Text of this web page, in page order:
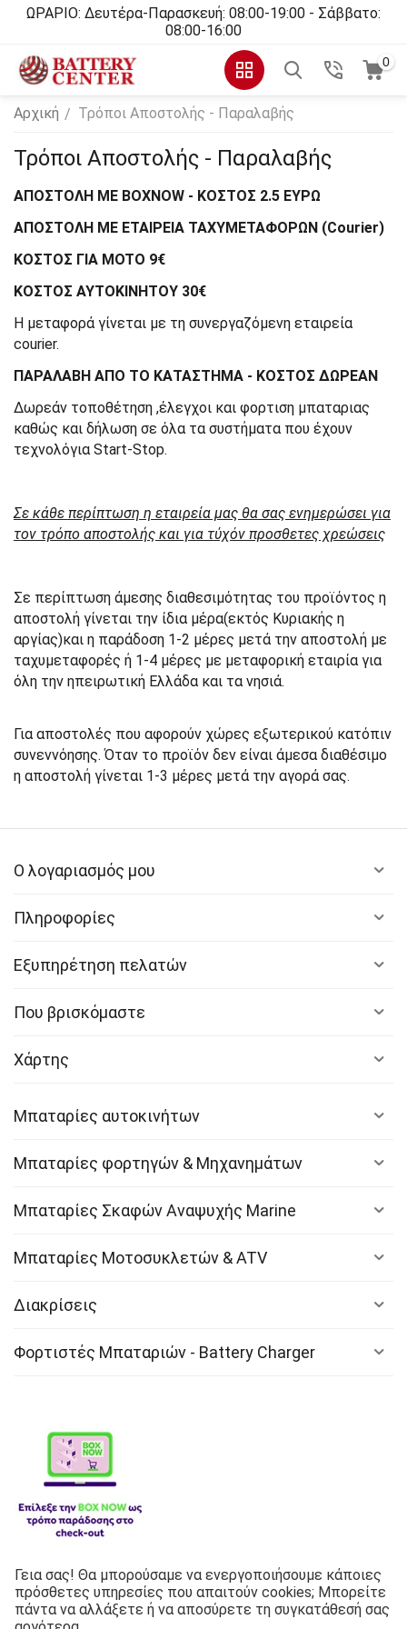
ΩΡΑΡΙΟ: Δευτέρα-Παρασκευή: 08:00-19:00 - Σάββατο:
08:00-16:00
0
Αρχική / Τρόποι Αποστολής - Παραλαβής
Τρόποι Αποστολής - Παραλαβής
ΑΠΟΣΤΟΛΗ ΜΕ BOXNOW - ΚΟΣΤΟΣ 2.5 ΕΥΡΩ
ΑΠΟΣΤΟΛΗ ΜΕ ΕΤΑΙΡΕΙΑ ΤΑΧΥΜΕΤΑΦΟΡΩΝ (Courier)
ΚΟΣΤΟΣ ΓΙΑ MOTO 9€
ΚΟΣΤΟΣ ΑΥΤΟΚΙΝΗΤΟΥ 30€
Η μεταφορά γίνεται με τη συνεργαζόμενη εταιρεία
courier.
ΠΑΡΑΛΑΒΗ ΑΠΟ ΤΟ ΚΑΤΑΣΤΗΜΑ - ΚΟΣΤΟΣ ΔΩΡΕΑΝ
Δωρεάν τοποθέτηση ,έλεγχοι και φορτιση μπαταριας
καθώς και δήλωση σε όλα τα συστήματα που έχουν
τεχνολόγια Start-Stop.
Σε κάθε περίπτωση η εταιρεία μας θα σας ενημερώσει για
τον τρόπο αποστολής και για τύχόν προσθετες χρεώσεις
Σε περίπτωση άμεσης διαθεσιμότητας του προϊόντος η
αποστολή γίνεται την ίδια μέρα(εκτός Κυριακής η
αργίας)και η παράδοση 1-2 μέρες μετά την αποστολή με
ταχυμεταφορές ή 1-4 μέρες με μεταφορική εταιρία για
όλη την ηπειρωτική Ελλάδα και τα νησιά.
Για αποστολές που αφορούν χώρες εξωτερικού κατόπιν
συνεννόησης. Όταν το προϊόν δεν είναι άμεσα διαθέσιμο
η αποστολή γίνεται 1-3 μέρες μετά την αγορά σας.
Ο λογαριασμός μου
Πληροφορίες
Εξυπηρέτηση πελατών
Που βρισκόμαστε
Χάρτης
Μπαταρίες αυτοκινήτων
Μπαταρίες φορτηγών & Μηχανημάτων
Μπαταρίες Σκαφών Αναψυχής Marine
Μπαταρίες Μοτοσυκλετών & ATV
Διακρίσεις
Φορτιστές Μπαταριών - Battery Charger
Λιπαντικά
Copyright © 2026 G.P Battery Center Corporation Inc. Με
Γεια σας! Θα μπορούσαμε να ενεργοποιήσουμε κάποιες
πρόσθετες υπηρεσίες που απαιτούν cookies; Μπορείτε
πάντα να αλλάξετε ή να αποσύρετε τη συγκατάθεσή σας